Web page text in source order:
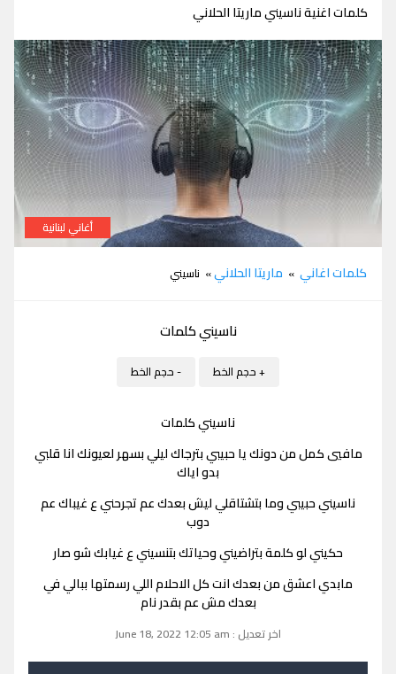
كلمات اغنية ناسيني ماريتا الحلاني
أغاني لبنانية
كلمات اغاني » ماريتا الحلاني» ناسيني
ناسيني كلمات
+ حجم الخط - حجم الخط
ناسيني كلمات
مافيي كمل من دونك يا حبيبي بترجاك ليلي بسهر لعيونك انا قلبي
بدو اياك
ناسيني حبيبي وما بتشتاقلي ليش بعدك عم تجرحني ع غيباك عم
دوب
حكيني لو كلمة بتراضيني وحياتك بتنسيني ع غيابك شو صار
مابدي اعشق من بعدك انت كل الاحلام اللي رسمتها ببالي في
بعدك مش عم بقدر نام
اخر تعديل : June 18, 2022 12:05 am